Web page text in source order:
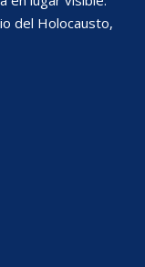
del Holocausto,